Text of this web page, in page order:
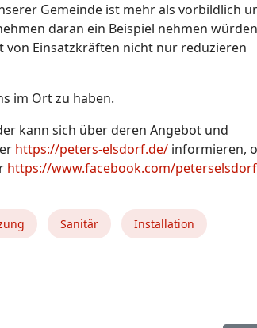
Gemeinde ist mehr als vorbildlich
daran ein Beispiel nehmen
von Einsatzkräften nicht nur reduzieren
im Ort zu haben.
kann sich über deren Angebot und
https://peters-elsdorf.de/ informieren,
https://www.facebook.com/
Sanitär Installation